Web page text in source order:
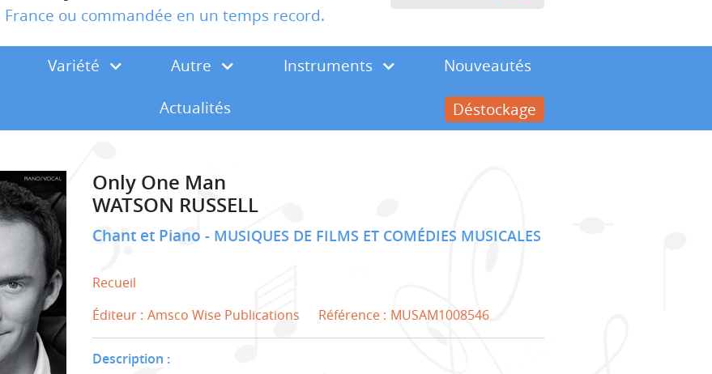
ou commandée en un temps record.
Variété Autre Instruments
Nouveautés
Actualités Déstockage
Only One Man
WATSON RUSSELL
Chant et Piano MUSIQUES DE FILMS ET COMÉDIES MUSICALES
Recueil
Éditeur : Amsco Wise Publications Référence : MUSAM1008546
Description :